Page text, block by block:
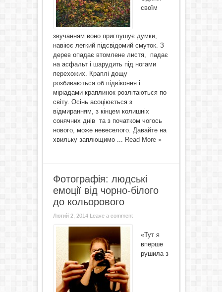
своїм
звучанням воно приглушує думки,
навіює легкий підсвідомий смуток. З
дерев опадає втомлене листя, падає
на асфальт і шарудить під ногами
перехожих. Краплі дощу
розбиваються об підвіконня і
міріадами краплинок розлітаються по
світу. Осінь асоціюється з
відмиранням, з кінцем колишніх
сонячних днів та з початком чогось
нового, може невеселого. Давайте на
хвильку заплющимо ... Read More »
Фотографія: людські
емоції від чорно-білого
до кольорового
Лютий 2, 2014 Leave a comment
«Тут я
вперше
рушила з